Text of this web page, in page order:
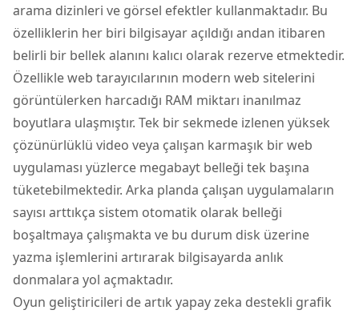
arama dizinleri ve görsel efektler kullanmaktadır. Bu
özelliklerin her biri bilgisayar açıldığı andan itibaren
belirli bir bellek alanını kalıcı olarak rezerve etmektedir.
Özellikle web tarayıcılarının modern web sitelerini
görüntülerken harcadığı RAM miktarı inanılmaz
boyutlara ulaşmıştır. Tek bir sekmede izlenen yüksek
çözünürlüklü video veya çalışan karmaşık bir web
uygulaması yüzlerce megabayt belleği tek başına
tüketebilmektedir. Arka planda çalışan uygulamaların
sayısı arttıkça sistem otomatik olarak belleği
boşaltmaya çalışmakta ve bu durum disk üzerine
yazma işlemlerini artırarak bilgisayarda anlık
donmalara yol açmaktadır.
Oyun geliştiricileri de artık yapay zeka destekli grafik